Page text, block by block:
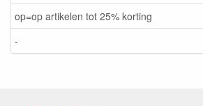
op=op artikelen tot 25% korting
-